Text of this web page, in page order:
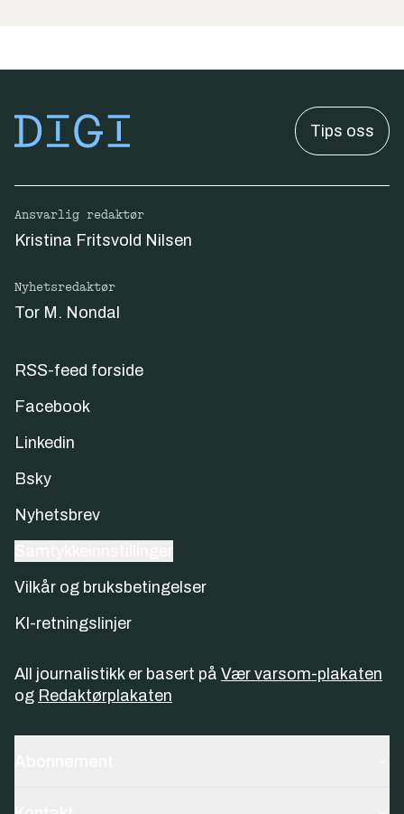
Tips oss
Ansvarlig redaktør
Kristina Fritsvold Nilsen
Nyhetsredaktør
Tor M. Nondal
RSS-feed forside
Facebook
Linkedin
Bsky
Nyhetsbrev
Vilkår og bruksbetingelser
KI-retningslinjer
All journalistikk er basert på Vær varsom-plakaten
og Redaktørplakaten